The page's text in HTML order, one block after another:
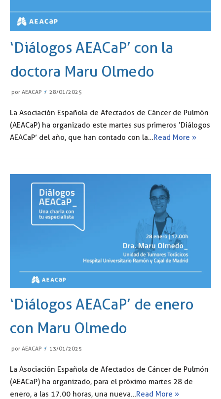
‘Diálogos AEACaP’ con la
doctora Maru Olmedo
por AEACAP 28/01/2025
La Asociación Española de Afectados de Cáncer de Pulmón
(AEACaP) ha organizado este martes sus primeros ‘Diálogos
AEACaP’ del año, que han contado con la…Read More »
‘Diálogos AEACaP’ de enero
con Maru Olmedo
por AEACAP 13/01/2025
La Asociación Española de Afectados de Cáncer de Pulmón
(AEACaP) ha organizado, para el próximo martes 28 de
enero, a las 17.00 horas, una nueva…Read More »